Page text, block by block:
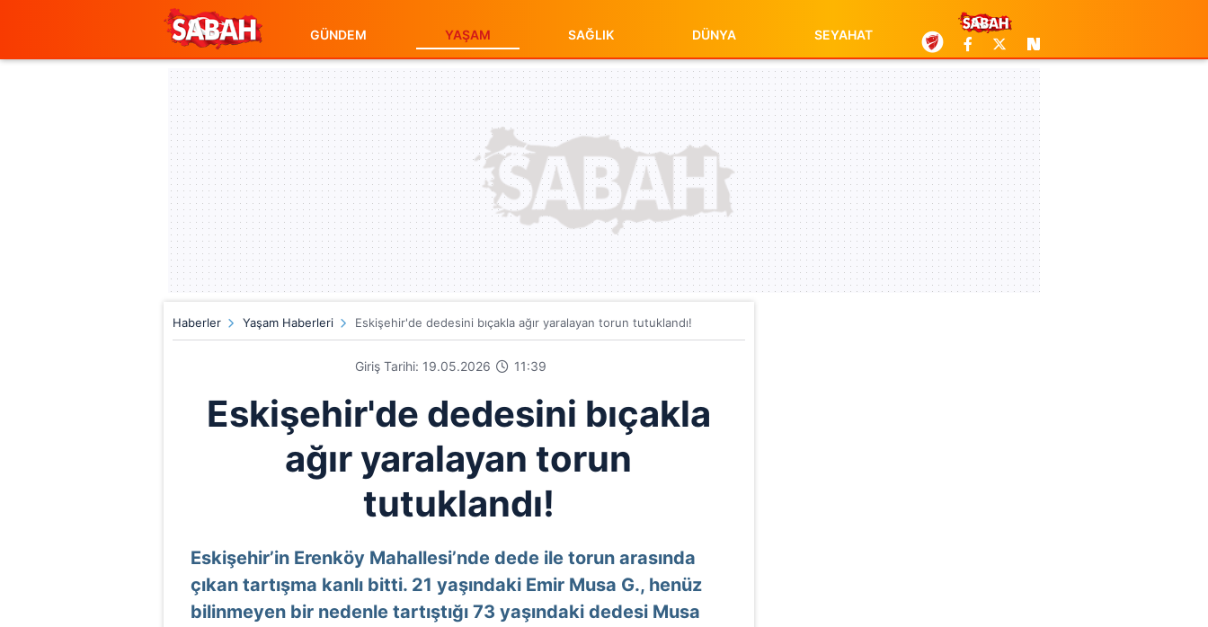
GÜNDEM YAŞAM SAĞLIK DÜNYA SEYAHAT
Haberler Yaşam Haberleri Eskişehir'de dedesini bıçakla ağır yaralayan torun tutuklandı!
Giriş Tarihi: 19.05.2026 11:39
Eskişehir'de dedesini bıçakla
ağır yaralayan torun
tutuklandı!
Eskişehir’in Erenköy Mahallesi’nde dede ile torun arasında
çıkan tartışma kanlı bitti. 21 yaşındaki Emir Musa G., henüz
bilinmeyen bir nedenle tartıştığı 73 yaşındaki dedesi Musa